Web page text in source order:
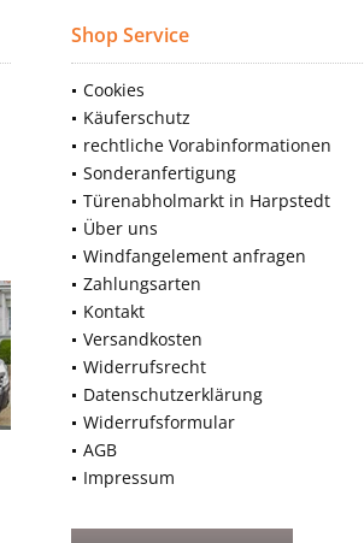
Shop Service
Cookies
Käuferschutz
rechtliche Vorabinformationen
Sonderanfertigung
Türenabholmarkt in Harpstedt
Über uns
Windfangelement anfragen
Zahlungsarten
Kontakt
Versandkosten
Widerrufsrecht
Datenschutzerklärung
Widerrufsformular
AGB
Impressum